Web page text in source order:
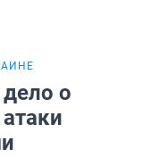
о